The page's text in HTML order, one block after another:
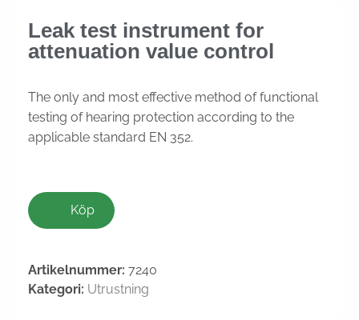
Leak test instrument for
attenuation value control
The only and most effective method of functional
testing of hearing protection according to the
applicable standard EN 352.
Köp
Artikelnummer: 7240
Kategori: Utrustning